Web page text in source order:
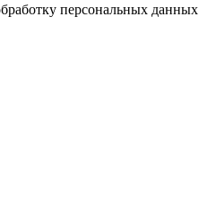
персональных данных